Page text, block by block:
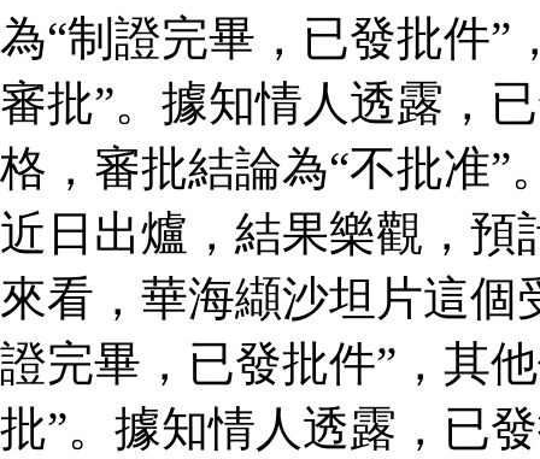
為“制證完畢，已發批件”
審批”。據知情人透露，
格，審批結論為“不批准”
近日出爐，結果樂觀，預
來看，華海纈沙坦片這個
證完畢，已發批件”，其
批”。據知情人透露，已